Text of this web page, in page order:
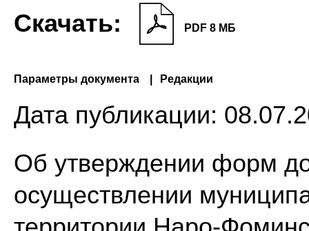
Скачать: PDF 8 МБ
Параметры документа Редакции
Дата публикации:
Об утверждении форм
осуществлении